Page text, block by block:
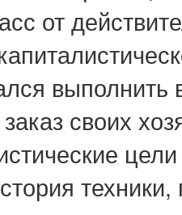
от
выполнить
своих